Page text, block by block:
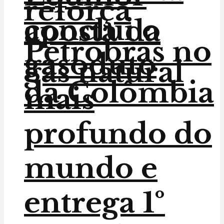
reforça
aposta da
Petrobras no
gás natural
da Colômbia
conclui o
gasoduto
mais
profundo do
mundo e
entrega 1º